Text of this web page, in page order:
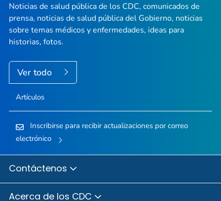
Noticias de salud pública de los CDC, comunicados de
prensa, noticias de salud pública del Gobierno, noticias
sobre temas médicos y enfermedades, ideas para
historias, fotos.
Ver todo
Artículos
Inscribirse para recibir actualizaciones por correo
electrónico
Contáctenos
Acerca de los CDC